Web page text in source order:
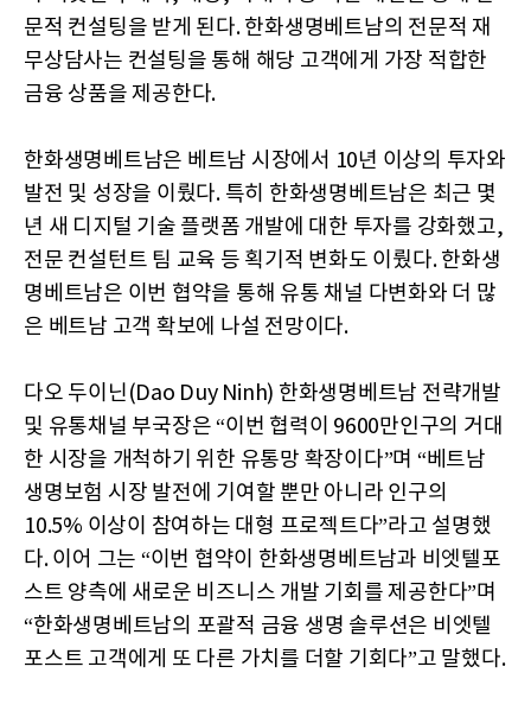
문적 컨설팅을 받게 된다. 한화생명베트남의 전문적 재
무상담사는 컨설팅을 통해 해당 고객에게 가장 적합한
금융 상품을 제공한다.
한화생명베트남은 베트남 시장에서 10년 이상의 투자와
발전 및 성장을 이뤘다. 특히 한화생명베트남은 최근 몇
년 새 디지털 기술 플랫폼 개발에 대한 투자를 강화했고,
전문 컨설턴트 팀 교육 등 획기적 변화도 이뤘다. 한화생
명베트남은 이번 협약을 통해 유통 채널 다변화와 더 많
은 베트남 고객 확보에 나설 전망이다.
다오 두이닌(Dao Duy Ninh) 한화생명베트남 전략개발
및 유통채널 부국장은 “이번 협력이 9600만인구의 거대
한 시장을 개척하기 위한 유통망 확장이다”며 “베트남
생명보험 시장 발전에 기여할 뿐만 아니라 인구의
10.5% 이상이 참여하는 대형 프로젝트다”라고 설명했
다. 이어 그는 “이번 협약이 한화생명베트남과 비엣텔포
스트 양측에 새로운 비즈니스 개발 기회를 제공한다”며
“한화생명베트남의 포괄적 금융 생명 솔루션은 비엣텔
포스트 고객에게 또 다른 가치를 더할 기회다”고 말했다.